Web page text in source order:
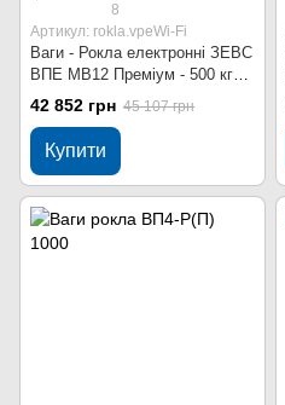
8
Артикул: rokla.vpeWi-Fi
Ваги - Рокла електронні ЗЕВС
ВПЕ МВ12 Преміум - 500 кг
Wi-Fi
42 852 грн 45 107 грн
Купити